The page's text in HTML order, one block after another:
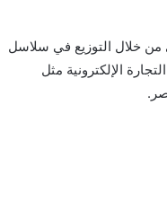
من خلال التوزيع في سلاسل
الإلكترونية مثل